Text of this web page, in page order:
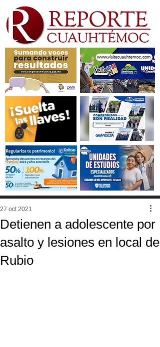
Detienen a adolescente por
asalto y lesiones en local de
Rubio
27 oct 2021